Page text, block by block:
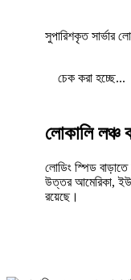
সুপারিশকৃত সার্ভার
চেক করা হচ্ছে...
লোকালি
লোডিং স্পিড
উত্তর আমেরিকা,
রয়েছে।